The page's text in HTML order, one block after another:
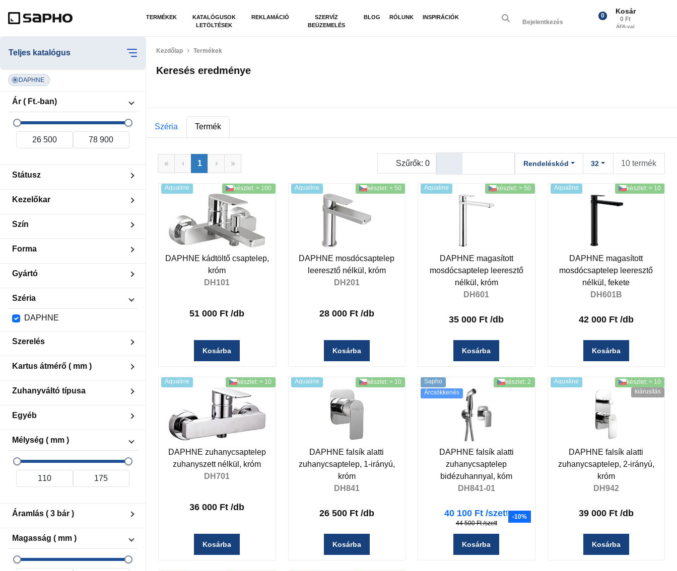
TERMÉKEK
KATALÓGUSOK
LETÖLTÉSEK
REKLAMÁCIÓ
SZERVÍZ
BEÜZEMELÉS
BLOG RÓLUNK INSPIRÁCIÓK
Bejelentkezés
0
Kosár
0 Ft
ÁFA-val
Teljes katalógus
× DAPHNE
Ár ( Ft.-ban)
Státusz
Készleten
Kiárusítás
Kezelőkar
Szín
Króm
Forma
Kerek
Gyártó
Aqualine
Széria
DAPHNE
Szerelés
Álló/térbe
Falbaépített
Kartus átmérő ( mm )
35
Zuhanyváltó típusa
Húzós (nyomásra)
Nyomásra reteszel
Egyéb
1 utas
2 utas
Mélység ( mm )
Áramlás ( 3 bár )
18.4
25.4
Magasság ( mm )
Kezdőlap Termékek
Keresés eredménye
Széria Termék
« ‹ 1 › » Szűrők: 0 Rendeléskód 32 10 termék
Aqualine készlet: > 100
DAPHNE kádtöltő csaptelep,
króm
DH101
51 000 Ft /db
Kosárba
Aqualine készlet: > 50
DAPHNE mosdócsaptelep
leeresztő nélkül, króm
DH201
28 000 Ft /db
Kosárba
Aqualine készlet: > 50
DAPHNE magasított
mosdócsaptelep leeresztő
nélkül, króm
DH601
35 000 Ft /db
Kosárba
Aqualine készlet: > 10
DAPHNE magasított
mosdócsaptelep leeresztő
nélkül, fekete
DH601B
42 000 Ft /db
Kosárba
Aqualine készlet: > 10
DAPHNE zuhanycsaptelep
zuhanyszett nélkül, króm
DH701
36 000 Ft /db
Kosárba
Aqualine készlet: > 10
DAPHNE falsík alatti
zuhanycsaptelep, 1-irányú,
króm
DH841
26 500 Ft /db
Kosárba
Sapho
Árcsökkenés
készlet: 2
DAPHNE falsík alatti
zuhanycsaptelep
bidézuhannyal, kóm
DH841-01
40 100 Ft /szett
44 500 Ft /szett
-10%
Kosárba
Aqualine
készlet: > 10
kiárusítás
DAPHNE falsík alatti
zuhanycsaptelep, 2-irányú,
króm
DH942
39 000 Ft /db
Kosárba